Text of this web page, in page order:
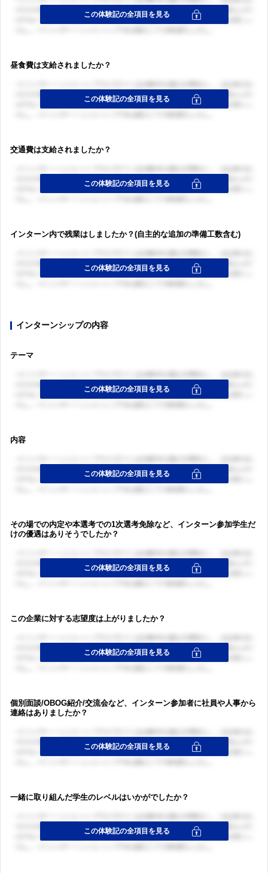
昼食費は支給されましたか？
交通費は支給されましたか？
インターン内で残業はしましたか？(自主的な追加の準備工数含む)
インターンシップの内容
テーマ
内容
その場での内定や本選考での1次選考免除など、インターン参加学生だ
けの優遇はありそうでしたか？
この企業に対する志望度は上がりましたか？
個別面談/OBOG紹介/交流会など、インターン参加者に社員や人事から
連絡はありましたか？
一緒に取り組んだ学生のレベルはいかがでしたか？